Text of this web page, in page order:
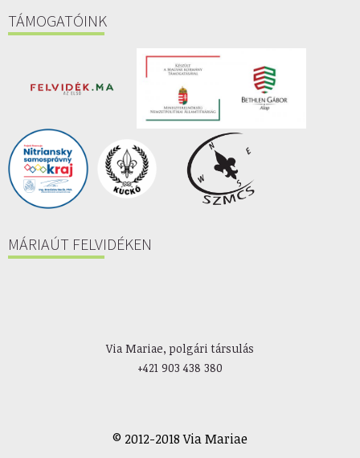
TÁMOGATÓINK
MÁRIAÚT FELVIDÉKEN
Via Mariae, polgári társulás
+421 903 438 380
© 2012-2018 Via Mariae